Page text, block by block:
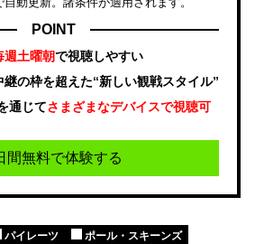
POINT
週土曜朝で視聴しやすい
の枠を超えた“新しい観戦スタイル”
通じてさまざまなデバイスで視聴可
間無料で体験する
パイレーツ ポール・スキーンズ